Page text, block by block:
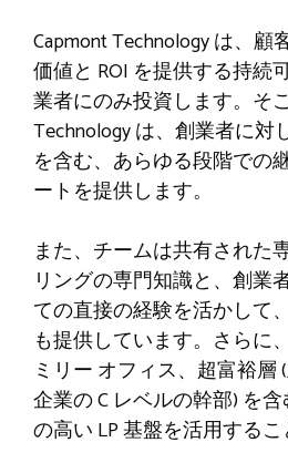
Capmont Technology は、
価値と ROI を提供する持続
業者にのみ投資します。そ
Technology は、創業者に対
を含む、あらゆる段階での
ートを提供します。
また、チームは共有された
リングの専門知識と、創業
ての直接の経験を活かして
も提供しています。さらに
ミリー オフィス、超富裕層
企業の C レベルの幹部) を
の高い LP 基盤を活用するこ